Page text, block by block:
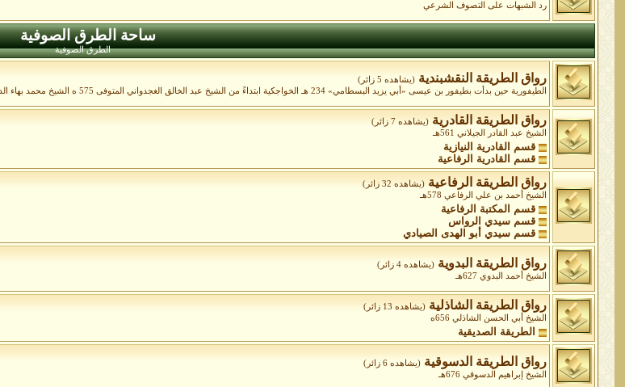
رد الشبهات على التصوف الشرعي
ساحة الطرق الصوفية
الطرق الصوفية
رواق الطريقة النقشبندية (يشاهده 5 زائر)
الطيفورية حين بدأت بطيفور بن عيسى «أبي يزيد البسطامي» 234 هـ الخواجكية ابتداءً من الشيخ عبد الخالق الغجدواني المتوفى 575 ه الشيخ محمد بهاء الدين شاه نقشبند 791هـ
رواق الطريقة القادرية (يشاهده 7 زائر)
الشيخ عبد القادر الجيلاني 561هـ
قسم القادرية النيازية
قسم القادرية الرفاعية
رواق الطريقة الرفاعية (يشاهده 32 زائر)
الشيخ أحمد بن علي الرفاعي 578هـ
قسم المكتبة الرفاعية
قسم سيدي الرواس
قسم سيدي أبو الهدى الصيادي
رواق الطريقة البدوية (يشاهده 4 زائر)
الشيخ أحمد البدوي 627هـ
رواق الطريقة الشاذلية (يشاهده 13 زائر)
الشيخ أبي الحسن الشاذلي 656ه
الطريقة الصديقية
رواق الطريقة الدسوقية (يشاهده 6 زائر)
الشيخ إبراهيم الدسوقي 676هـ